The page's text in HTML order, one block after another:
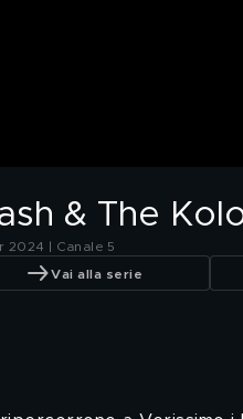
& The
2024 | Canale 5
Vai alla serie